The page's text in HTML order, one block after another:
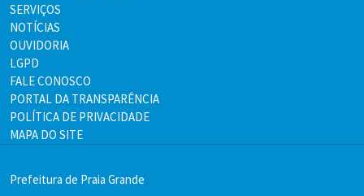
SERVIÇOS
NOTÍCIAS
OUVIDORIA
LGPD
FALE CONOSCO
PORTAL DA TRANSPARÊNCIA
POLÍTICA DE PRIVACIDADE
MAPA DO SITE
Prefeitura de Praia Grande